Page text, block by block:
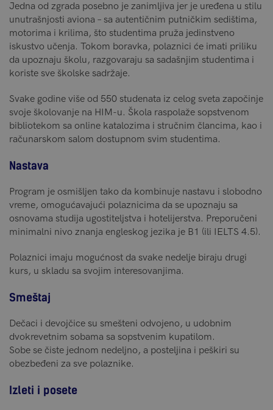
Jedna od zgrada posebno je zanimljiva jer je uređena u stilu
unutrašnjosti aviona – sa autentičnim putničkim sedištima,
motorima i krilima, što studentima pruža jedinstveno
iskustvo učenja. Tokom boravka, polaznici će imati priliku
da upoznaju školu, razgovaraju sa sadašnjim studentima i
koriste sve školske sadržaje.
Svake godine više od 550 studenata iz celog sveta započinje
svoje školovanje na HIM-u. Škola raspolaže sopstvenom
bibliotekom sa online katalozima i stručnim člancima, kao i
računarskom salom dostupnom svim studentima.
Nastava
Program je osmišljen tako da kombinuje nastavu i slobodno
vreme, omogućavajući polaznicima da se upoznaju sa
osnovama studija ugostiteljstva i hotelijerstva. Preporučeni
minimalni nivo znanja engleskog jezika je B1 (ili IELTS 4.5).
Polaznici imaju mogućnost da svake nedelje biraju drugi
kurs, u skladu sa svojim interesovanjima.
Smeštaj
Dečaci i devojčice su smešteni odvojeno, u udobnim
dvokrevetnim sobama sa sopstvenim kupatilom.
Sobe se čiste jednom nedeljno, a posteljina i peškiri su
obezbeđeni za sve polaznike.
Izleti i posete